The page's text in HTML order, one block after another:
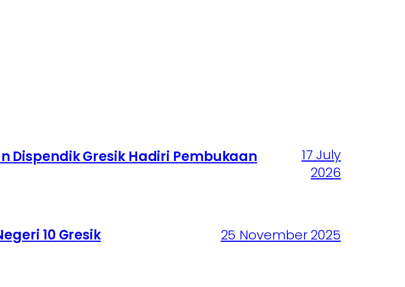
Dispendik Gresik Hadiri Pembukaan
17 July
2026
10 Gresik 25 November 2025